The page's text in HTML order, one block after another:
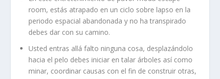
room, estás atrapado en un ciclo sobre lapso en la
periodo espacial abandonada y no ha transpirado
debes dar con su camino.
Usted entras allá falto ninguna cosa, desplazándolo
hacia el pelo debes iniciar en talar árboles así­ como
minar, coordinar causas con el fin de construir otras,